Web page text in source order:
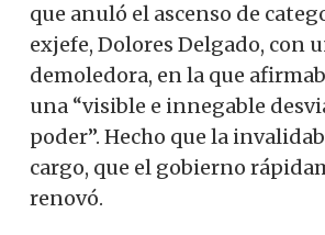
que anuló el ascenso de
exjefe, Dolores Delgado, con
demoledora, en la que
una “visible e innegable
poder”. Hecho que la
cargo, que el gobierno
renovó.